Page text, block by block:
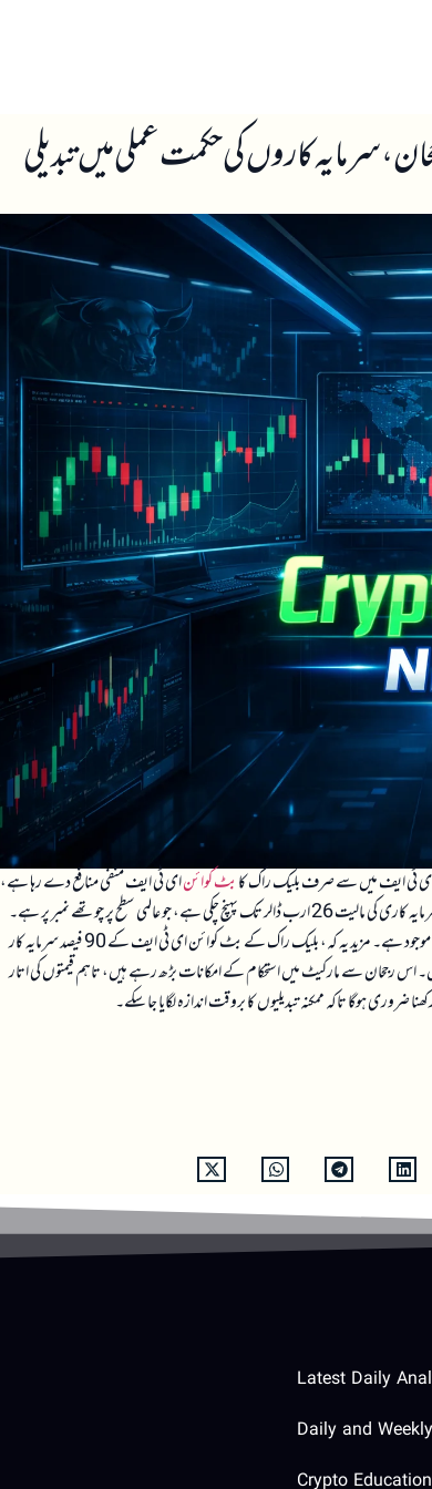
سرمایہ کاروں کی حکمت عملی میں تبدیلی
بٹ کوائنای ٹی ایف منفی منافع دے رہا ہے،
جبکہ دیگر ای ٹی ایفز منافع بخش ہیں۔ اوڈیلی کی رپورٹ کے مطابق، بلیک راک کے بٹ کوائن ای ٹی ایف میں سرمایہ کاری کی مالیت 26 ارب ڈالر تک پہنچ چکی ہے، جو عالمی سطح پر چوتھے نمبر پر ہے۔
اس صورتحال سے ظاہر ہوتا ہے کہ بٹ کوائن مارکیٹ میں نمایاں تبدیلیاں اور طویل مدتی سرمایہ کاری کا رجحان موجود ہے۔ مزید یہ کہ، بلیک راک کے بٹ کوائن ای ٹی ایف کے 90 فیصد سرمایہ کار
فیصد ہی ہائی فریکوئنسی ٹریڈنگ کر رہے ہیں۔ اس رجحان سے مارکیٹ میں استحکام کے امکانات بڑھ رہے ہیں، تاہم قیمتوں کی اتار
ہوگا تاکہ ممکنہ تبدیلیوں کا بروقت اندازہ لگایا جا سکے۔
Latest Daily
Daily and
Crypto Education